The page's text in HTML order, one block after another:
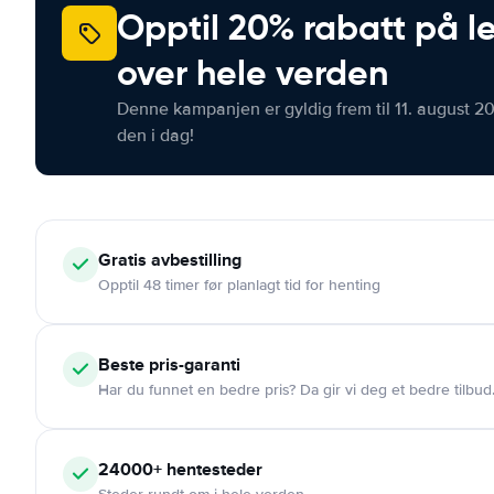
Opptil 20% rabatt på
over hele verden
Denne kampanjen er gyldig frem til 11. august
den i dag!
Gratis avbestilling
Opptil 48 timer før planlagt tid for henting
Beste pris-garanti
Har du funnet en bedre pris? Da gir vi deg et bedre tilbud.
24000+ hentesteder